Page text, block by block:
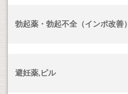
勃起薬・勃起不全（インポ改善）
避妊薬,ピル